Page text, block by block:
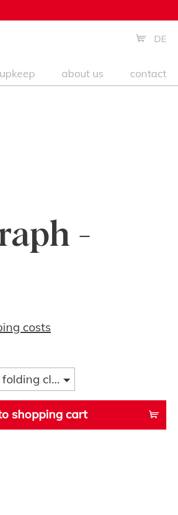
DE
upkeep about us contact
-
costs
clasp
shopping cart